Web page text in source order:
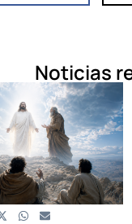
Noticias